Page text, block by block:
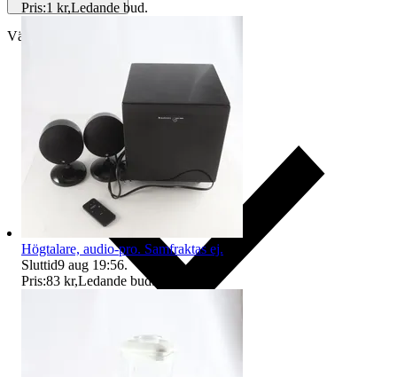
Välj till köparskydd
Pris:1 kr,Ledande bud.
Högtalare, audio-pro. Samfraktas ej.
Sluttid9 aug 19:56.
Pris:83 kr,Ledande bud.